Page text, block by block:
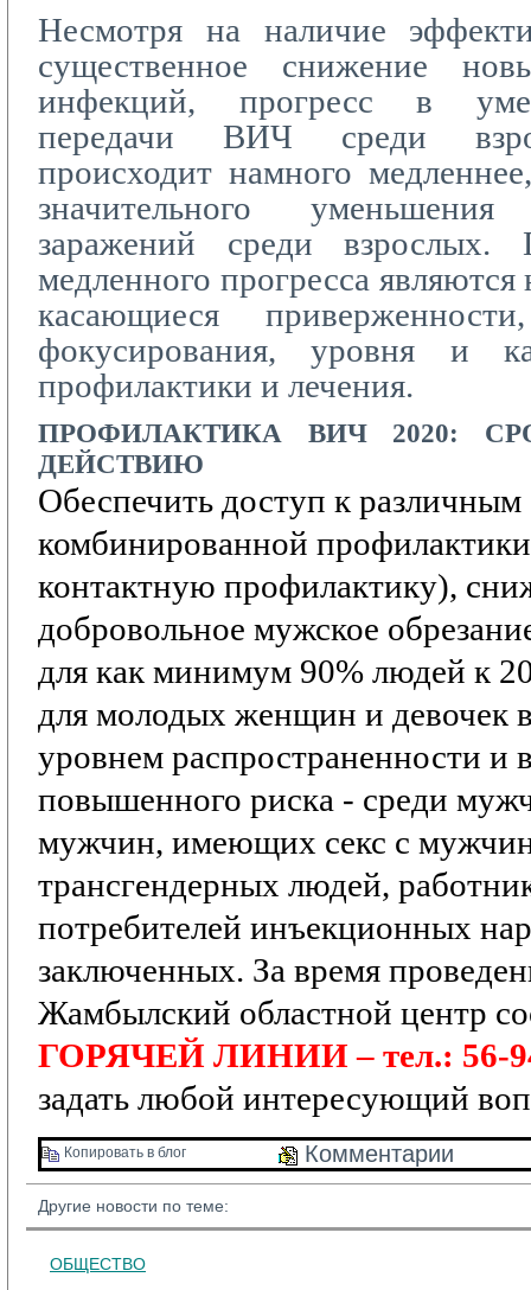
Несмотря на наличие
существенное снижение
инфекций, прогресс в
передачи ВИЧ среди
происходит намного
значительного
заражений среди взрослых.
медленного прогресса
касающиеся
фокусирования, уровня и
профилактики и лечения.
ПРОФИЛАКТИКА ВИЧ 2020:
ДЕЙСТВИЮ
Обеспечить доступ к
комбинированной
контактную профилактику),
добровольное мужское
для как минимум 90% людей к
для молодых женщин и девочек
уровнем распространенности и
повышенного риска - среди
мужчин, имеющих секс с
трансгендерных людей,
потребителей инъекционных
заключенных. За время
Жамбылский областной центр
ГОРЯЧЕЙ ЛИНИИ – тел.: 56-
задать любой интересующий
Копировать в блог Комментарии
Другие новости по теме:
ОБЩЕСТВО